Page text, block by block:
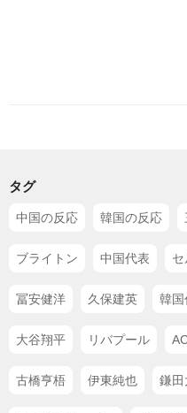
タグ
中国の反応 韓国の反応
ブライトン 中国代表
冨安健洋 久保建英 韓国
大谷翔平 リバプール
古橋亨梧 伊東純也 鎌田